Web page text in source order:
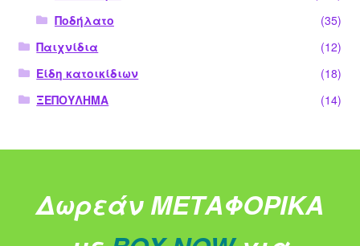
Ποδήλατο
(35)
Παιχνίδια
(12)
Είδη κατοικίδιων
(18)
ΞΕΠΟΥΛΗΜΑ
(14)
Δωρεάν ΜΕΤΑΦΟΡΙΚΑ